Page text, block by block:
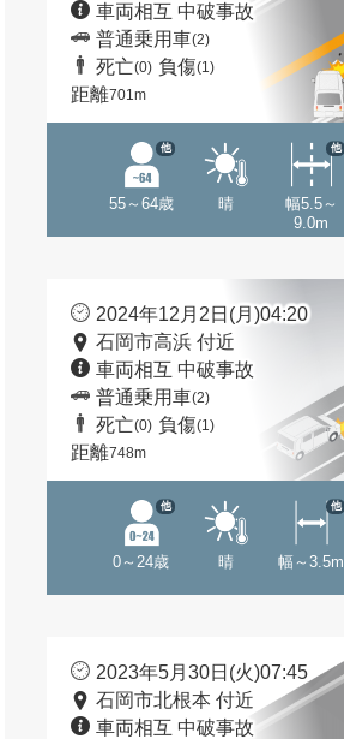
車両相互 中破事故
普通乗用車(2)
死亡(0) 負傷(1)
距離701m
55～64歳
他
晴
幅5.5～
9.0m
他
2024年12月2日(月)04:20
石岡市高浜 付近
車両相互 中破事故
普通乗用車(2)
死亡(0) 負傷(1)
距離748m
0～24歳
他
晴 幅～3.5m
他
2023年5月30日(火)07:45
石岡市北根本 付近
車両相互 中破事故